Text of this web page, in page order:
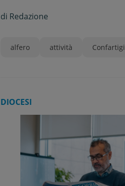
di Redazione
alfero attività
DIOCESI